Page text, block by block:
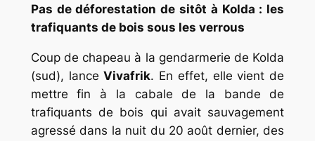
Pas de déforestation de sitôt à Kolda : les
trafiquants de bois sous les verrous
Coup de chapeau à la gendarmerie de Kolda
(sud), lanceVivafrik. En effet, elle vient de
mettre fin à la cabale de la bande de
trafiquants de bois qui avait sauvagement
agressé dans la nuit du 20 août dernier, des